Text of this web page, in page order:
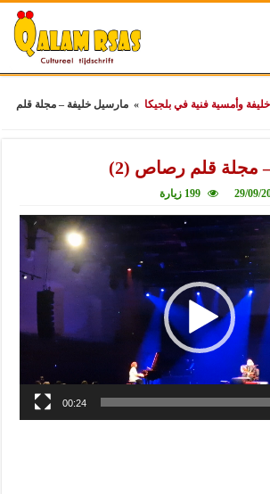
وأمسية فنية في بلجيكا » مارسيل خليفة – مجلة قلم
مجلة قلم رصاص (2)
29/09/ 199 زيارة
00:24